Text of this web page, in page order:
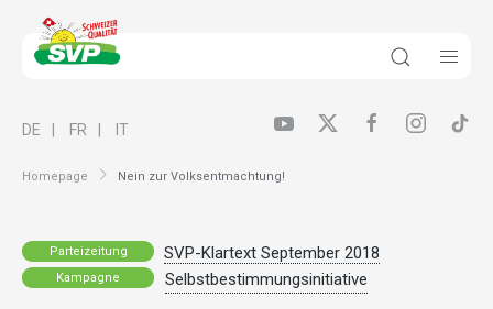
Homepage Nein zur Volksentmachtung!
DE FR IT
Parteizeitung SVP-Klartext September 2018
Kampagne Selbstbestimmungsinitiative